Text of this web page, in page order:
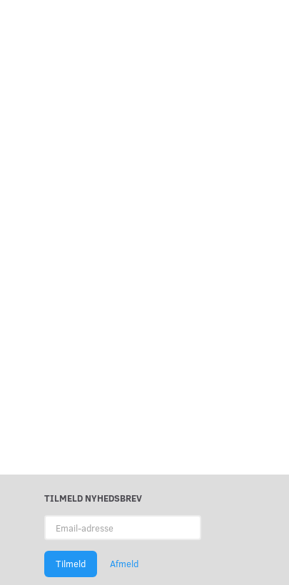
TILMELD NYHEDSBREV
adresse
Tilmeld Afmeld